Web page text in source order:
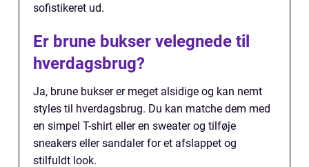
sofistikeret ud.
Er brune bukser velegnede til
hverdagsbrug?
Ja, brune bukser er meget alsidige og kan nemt
styles til hverdagsbrug. Du kan matche dem med
en simpel T-shirt eller en sweater og tilføje
sneakers eller sandaler for et afslappet og
stilfuldt look.